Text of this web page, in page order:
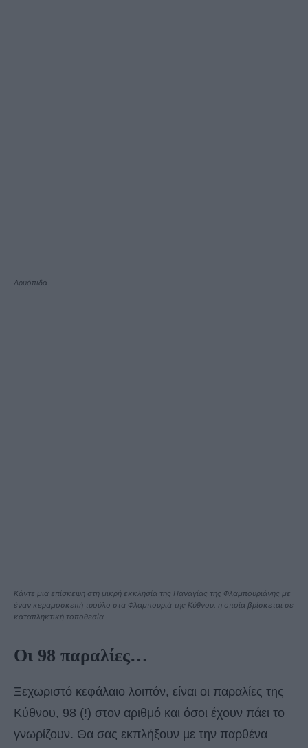
Δρυόπιδα
Κάντε μια επίσκεψη στη μικρή εκκλησία της Παναγίας της Φλαμπουριάνης με
έναν κεραμοσκεπή τρούλο στα Φλαμπουριά της Κύθνου, η οποία βρίσκεται σε
καταπληκτική τοποθεσία
Οι 98 παραλίες…
Ξεχωριστό κεφάλαιο λοιπόν, είναι οι παραλίες της
Κύθνου, 98 (!) στον αριθμό και όσοι έχουν πάει το
γνωρίζουν. Θα σας εκπλήξουν µε την παρθένα